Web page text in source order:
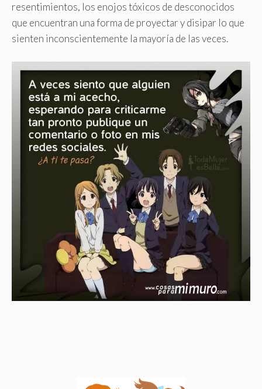
resentimientos, los enojos tóxicos de desconocidos
que encuentran una forma de proyectar y disipar lo que
sienten inconscientemente la mayoría de las veces.